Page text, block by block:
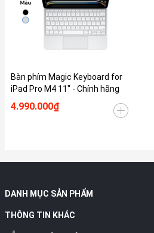
Bàn phím Magic Keyboard for
iPad Pro M4 11" - Chính hãng
4.990.000₫
DANH MỤC SẢN PHẨM
THÔNG TIN KHÁC